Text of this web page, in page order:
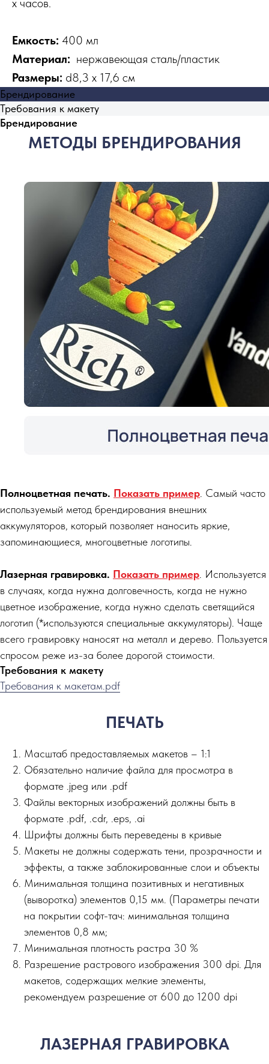
х часов.
Емкость: 400 мл
Материал: нержавеющая cталь/пластик
Размеры: d8,3 х 17,6 см
Брендирование
Требования к макету
Брендирование
МЕТОДЫ БРЕНДИРОВАНИЯ
Полноцветная печать. Показать пример . Самый часто
используемый метод брендирования внешних
аккумуляторов, который позволяет наносить яркие,
запоминающиеся, многоцветные логотипы.
Лазерная гравировка. Показать пример . Используется
в случаях, когда нужна долговечность, когда не нужно
цветное изображение, когда нужно сделать светящийся
логотип (*используются специальные аккумуляторы). Чаще
всего гравировку наносят на металл и дерево. Пользуется
спросом реже из-за более дорогой стоимости.
Требования к макету
Требования к макетам.pdf
ПЕЧАТЬ
Масштаб предоставляемых макетов – 1:1
Обязательно наличие файла для просмотра в
формате .jpeg или .pdf
Файлы векторных изображений должны быть в
формате .pdf, .cdr, .eps, .ai
Шрифты должны быть переведены в кривые
Макеты не должны содержать тени, прозрачности и
эффекты, а также заблокированные слои и объекты
Минимальная толщина позитивных и негативных
(выворотка) элементов 0,15 мм. (Параметры печати
на покрытии софт-тач: минимальная толщина
элементов 0,8 мм;
Минимальная плотность растра 30 %
Разрешение растрового изображения 300 dpi. Для
макетов, содержащих мелкие элементы,
рекомендуем разрешение от 600 до 1200 dpi
ЛАЗЕРНАЯ ГРАВИРОВКА